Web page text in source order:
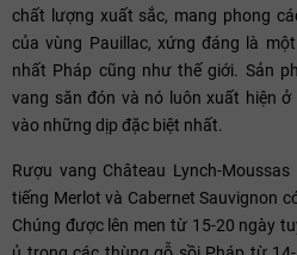
chất lượng xuất sắc, mang phong
của vùng Pauillac, xứng đáng là
nhất Pháp cũng như thế giới. Sản
vang săn đón và nó luôn xuất hiện
vào những dịp đặc biệt nhất.
Rượu vang Château Lynch-
tiếng Merlot và Cabernet Sauvignon
Chúng được lên men từ 15-20 ngày